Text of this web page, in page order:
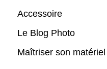
Accessoire
Le Blog Photo
Maîtriser son matériel